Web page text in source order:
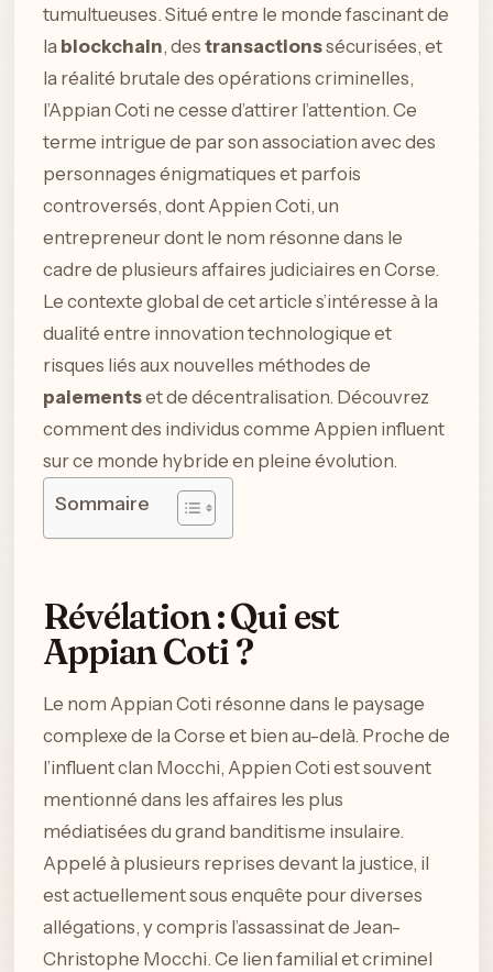
tumultueuses. Situé entre le monde fascinant de
la blockchain, des transactionssécurisées, et
la réalité brutale des opérations criminelles,
l’Appian Coti ne cesse d’attirer l’attention. Ce
terme intrigue de par son association avec des
personnages énigmatiques et parfois
controversés, dont Appien Coti, un
entrepreneur dont le nom résonne dans le
cadre de plusieurs affaires judiciaires en Corse.
Le contexte global de cet article s’intéresse à la
dualité entre innovation technologique et
risques liés aux nouvelles méthodes de
paiementset de décentralisation. Découvrez
comment des individus comme Appien influent
sur ce monde hybride en pleine évolution.
Sommaire
Révélation : Qui est
Appian Coti ?
Le nom Appian Coti résonne dans le paysage
complexe de la Corse et bien au-delà. Proche de
l’influent clan Mocchi, Appien Coti est souvent
mentionné dans les affaires les plus
médiatisées du grand banditisme insulaire.
Appelé à plusieurs reprises devant la justice, il
est actuellement sous enquête pour diverses
allégations, y compris l’assassinat de Jean-
Christophe Mocchi. Ce lien familial et criminel